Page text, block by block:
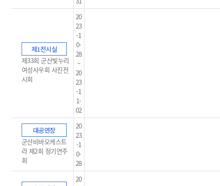
제1전시실
제33회 군산빛누리
여성사우회 사진전
시회
20
23
-1
0-
28
~
20
23
-1
1-
02
대공연장
군산비바오케스트
라 제2회 정기연주
회
20
23
-1
0-
28
20